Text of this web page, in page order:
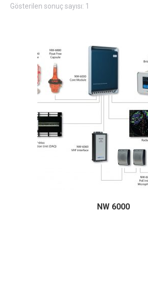
Gösterilen sonuç sayısı: 1
NW 6000